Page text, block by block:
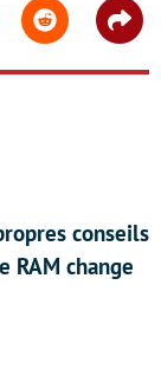
Reddit
conseils
RAM change